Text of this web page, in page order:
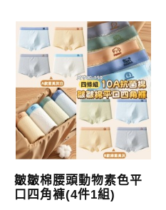
皺皺棉腰頭動物素色平
口四角褲(4件1組)